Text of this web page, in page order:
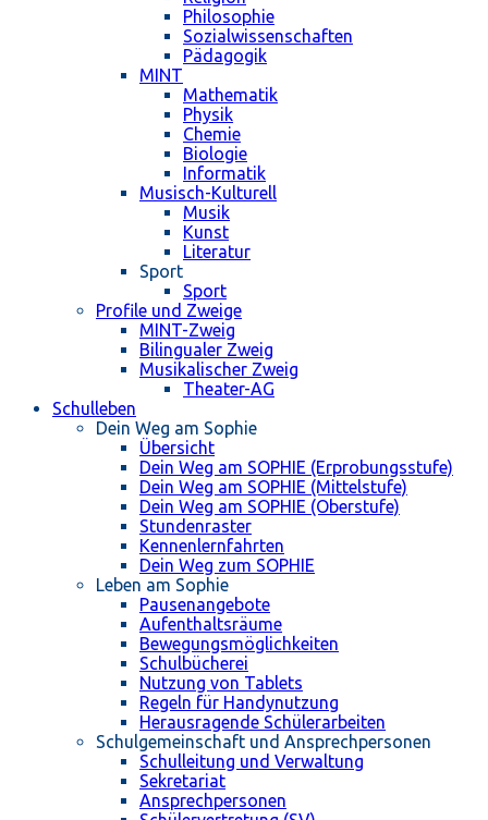
Philosophie
Sozialwissenschaften
Pädagogik
MINT
Mathematik
Physik
Chemie
Biologie
Informatik
Musisch-Kulturell
Musik
Kunst
Literatur
Sport
Sport
Profile und Zweige
MINT-Zweig
Bilingualer Zweig
Musikalischer Zweig
Theater-AG
Schulleben
Dein Weg am Sophie
Übersicht
Dein Weg am SOPHIE (Erprobungsstufe)
Dein Weg am SOPHIE (Mittelstufe)
Dein Weg am SOPHIE (Oberstufe)
Stundenraster
Kennenlernfahrten
Dein Weg zum SOPHIE
Leben am Sophie
Pausenangebote
Aufenthaltsräume
Bewegungsmöglichkeiten
Schulbücherei
Nutzung von Tablets
Regeln für Handynutzung
Herausragende Schülerarbeiten
Schulgemeinschaft und Ansprechpersonen
Schulleitung und Verwaltung
Sekretariat
Ansprechpersonen